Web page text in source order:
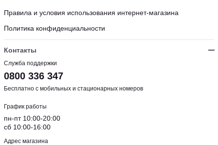
Правила и условия использования интернет-магазина
Политика конфиденциальности
Контакты
Служба поддержки
0800 336 347
Бесплатно с мобильных и стационарных номеров
График работы
пн-пт 10:00-20:00
сб 10:00-16:00
Адрес магазина